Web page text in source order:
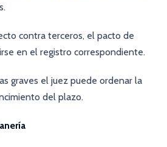
contra terceros, el pacto de
en el registro correspondiente.
graves el juez puede ordenar la
del plazo.